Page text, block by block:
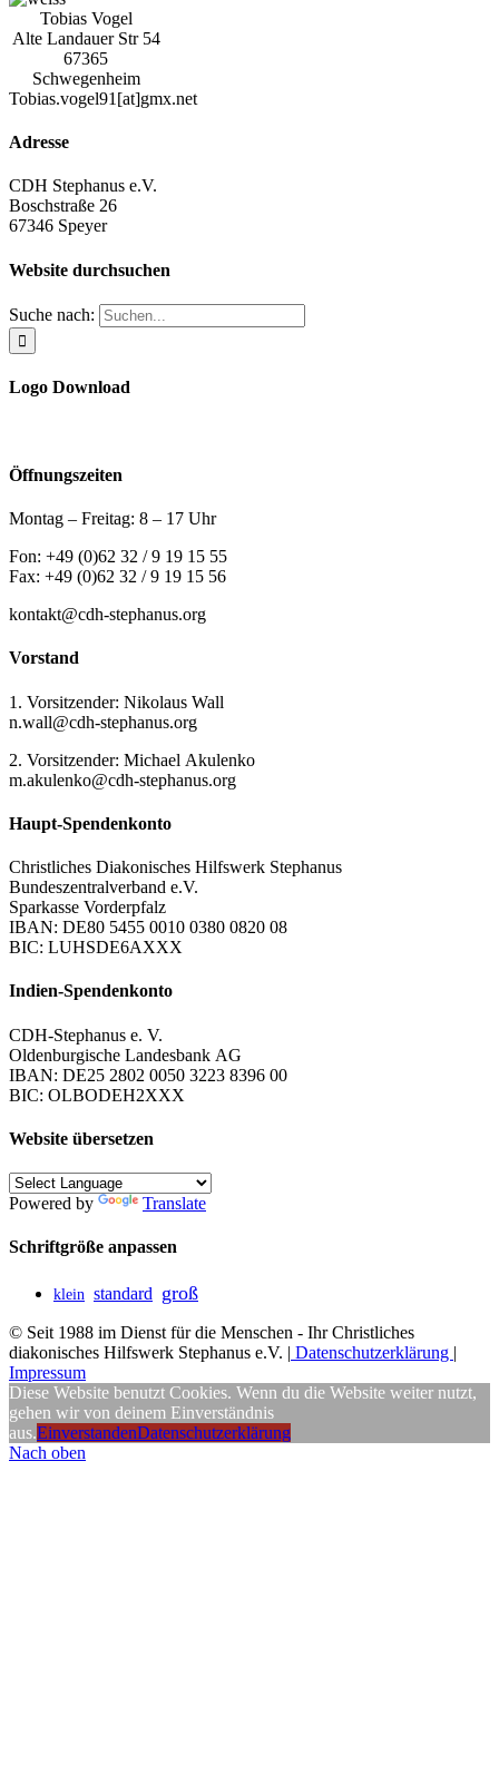
Tobias Vogel
Alte Landauer Str 54
67365
Schwegenheim
Tobias.vogel91[at]gmx.net
Adresse
CDH Stephanus e.V.
Boschstraße 26
67346 Speyer
Website durchsuchen
Suche nach:
Logo Download
Öffnungszeiten
Montag – Freitag: 8 – 17 Uhr
Fon: +49 (0)62 32 / 9 19 15 55
Fax: +49 (0)62 32 / 9 19 15 56
kontakt@cdh-stephanus.org
Vorstand
1. Vorsitzender: Nikolaus Wall
n.wall@cdh-stephanus.org
2. Vorsitzender: Michael Akulenko
m.akulenko@cdh-stephanus.org
Haupt-Spendenkonto
Christliches Diakonisches Hilfswerk Stephanus
Bundeszentralverband e.V.
Sparkasse Vorderpfalz
IBAN: DE80 5455 0010 0380 0820 08
BIC: LUHSDE6AXXX
Indien-Spendenkonto
CDH-Stephanus e. V.
Oldenburgische Landesbank AG
IBAN: DE25 2802 0050 3223 8396 00
BIC: OLBODEH2XXX
Website übersetzen
Powered by Translate
Schriftgröße anpassen
klein standard groß
© Seit 1988 im Dienst für die Menschen - Ihr Christliches
diakonisches Hilfswerk Stephanus e.V. | Datenschutzerklärung |
Impressum
Diese Website benutzt Cookies. Wenn du die Website weiter nutzt,
gehen wir von deinem Einverständnis
aus.EinverstandenDatenschutzerklärung
Nach oben